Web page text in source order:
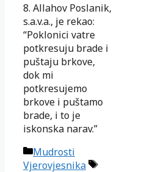
8. Allahov Poslanik,
s.a.v.a., je rekao:
“Poklonici vatre
potkresuju brade i
puštaju brkove,
dok mi
potkresujemo
brkove i puštamo
brade, i to je
iskonska narav.”
Kategorije
Mudrosti
Vjerovjesnika
Oznake